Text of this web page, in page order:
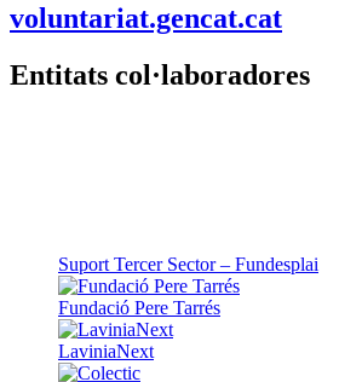
voluntariat.gencat.cat
Entitats col·laboradores
Suport Tercer Sector – Fundesplai
Fundació Pere Tarrés
LaviniaNext